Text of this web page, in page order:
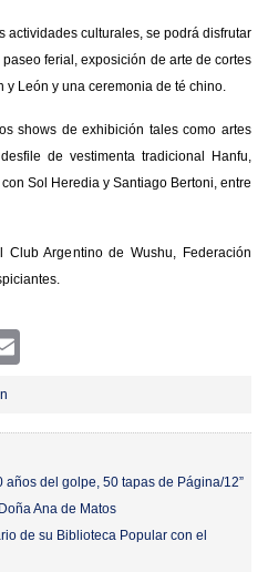
actividades culturales, se podrá disfrutar
ferial, exposición de arte de cortes
León y una ceremonia de té chino.
shows de exhibición tales como artes
de vestimenta tradicional Hanfu,
Sol Heredia y Santiago Bertoni, entre
Argentino de Wushu, Federación
años del golpe, 50 tapas de Página/12”
Ana de Matos
de su Biblioteca Popular con el